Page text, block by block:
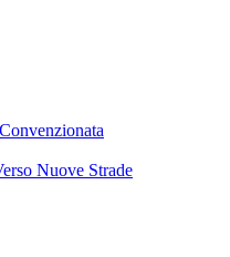
Nuove Strade